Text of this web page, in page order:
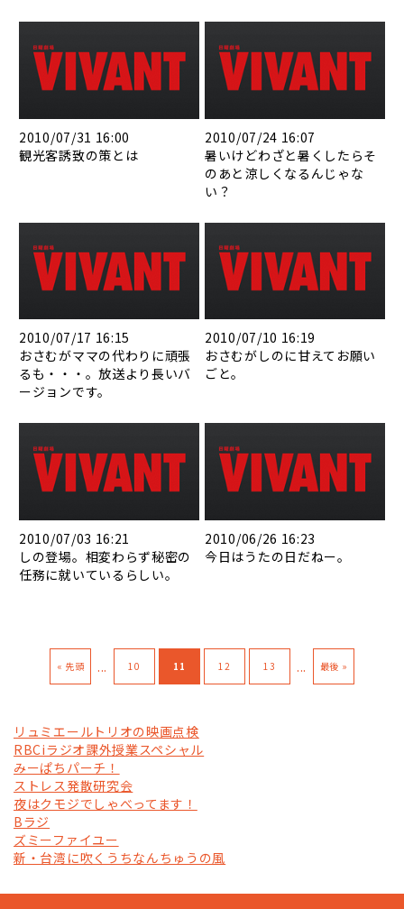
2010/07/31 16:00
観光客誘致の策とは
2010/07/24 16:07
暑いけどわざと暑くしたらそ
のあと涼しくなるんじゃな
い？
2010/07/17 16:15
おさむがママの代わりに頑張
るも・・・。放送より長いバ
ージョンです。
2010/07/10 16:19
おさむがしのに甘えてお願い
ごと。
2010/07/03 16:21
しの登場。相変わらず秘密の
任務に就いているらしい。
2010/06/26 16:23
今日はうたの日だねー。
« 先頭 ... 10 11 12 13 ... 最後 »
リュミエールトリオの映画点検
RBCiラジオ課外授業スペシャル
みーぱちパーチ！
ストレス発散研究会
夜はクモジでしゃべってます！
Bラジ
ズミーファイユー
新・台湾に吹くうちなんちゅうの風